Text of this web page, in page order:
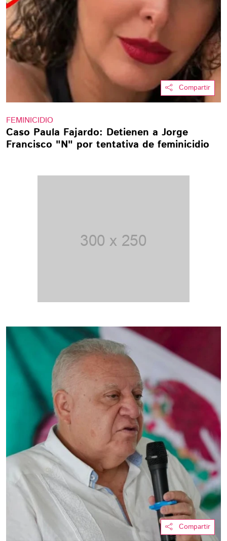
Compartir
FEMINICIDIO
Caso Paula Fajardo: Detienen a Jorge
Francisco "N" por tentativa de feminicidio
Compartir